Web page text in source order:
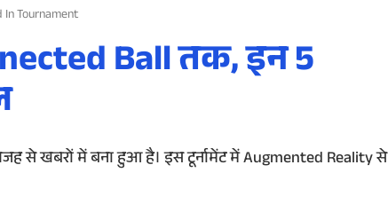
In Tournament
Ball तक, इन 5
से खबरों में बना हुआ है। इस टूर्नामेंट में Augmented Reality से